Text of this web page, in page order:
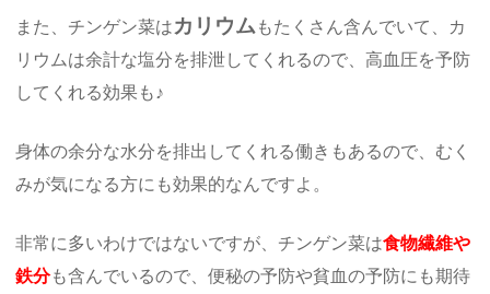
また、チンゲン菜はカリウム もたくさん含んでいて、カ
リウムは余計な塩分を排泄してくれるので、高血圧を予防
してくれる効果も♪
身体の余分な水分を排出してくれる働きもあるので、むく
みが気になる方にも効果的なんですよ。
非常に多いわけではないですが、チンゲン菜は食物繊維や
鉄分も含んでいるので、便秘の予防や貧血の予防にも期待